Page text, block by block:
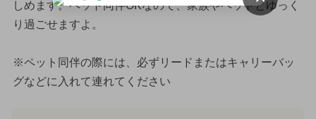
しめます。ペット同伴OKなので、家族やペットとゆっく
り過ごせますよ。
※ペット同伴の際には、必ずリードまたはキャリーバッ
グなどに入れて連れてください